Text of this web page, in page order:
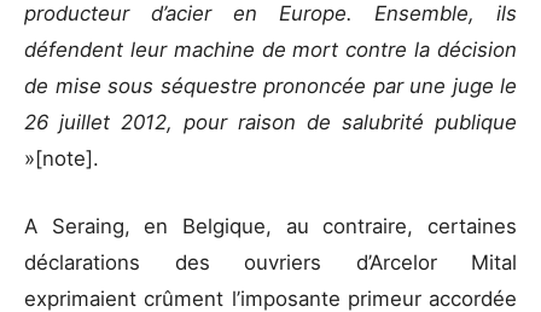
producteur d’acier en Europe. Ensemble, ils
défendent leur machine de mort contre la décision
de mise sous séquestre prononcée par une juge le
26 juillet 2012, pour raison de salubrité publique
»[note].
A Seraing, en Belgique, au contraire, certaines
déclarations des ouvriers d’Arcelor Mital
exprimaient crûment l’imposante primeur accordée